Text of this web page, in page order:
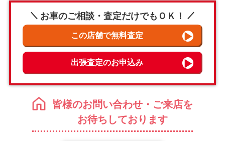
お車のご相談・査定だけでもＯＫ！
皆様のお問い合わせ・ご来店を
お待ちしております